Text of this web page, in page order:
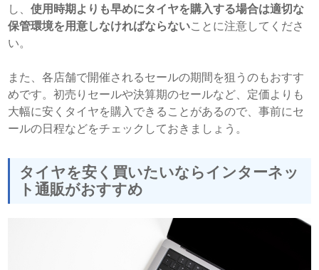
し、使用時期よりも早めにタイヤを購入する場合は適切な
保管環境を用意しなければならないことに注意してくださ
い。
また、各店舗で開催されるセールの期間を狙うのもおすす
めです。初売りセールや決算期のセールなど、定価よりも
大幅に安くタイヤを購入できることがあるので、事前にセ
ールの日程などをチェックしておきましょう。
タイヤを安く買いたいならインターネッ
ト通販がおすすめ